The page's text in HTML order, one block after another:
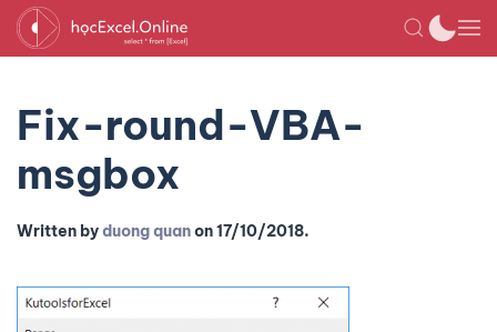
Fix-round-VBA-
msgbox
Written byduong quanon17/10/2018.